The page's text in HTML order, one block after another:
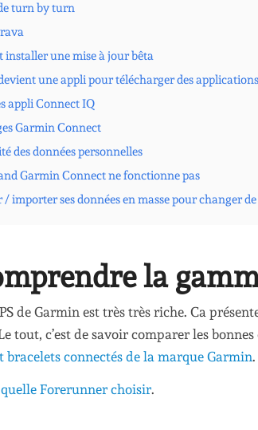
turn by turn
installer une mise à jour bêta
une appli pour télécharger des applications
appli Connect IQ
Garmin Connect
des données personnelles
Garmin Connect ne fonctionne pas
/ importer ses données en masse pour changer
la
de Garmin est très très riche. Ca
tout, c’est de savoir comparer les
bracelets connectés de la marque Garmin.
quelle Forerunner choisir.